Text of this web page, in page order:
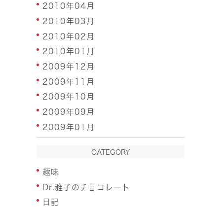
2010年04月
2010年03月
2010年02月
2010年01月
2009年12月
2009年11月
2009年10月
2009年09月
2009年01月
CATEGORY
趣味
Dr.雅子のチョコレート
日記